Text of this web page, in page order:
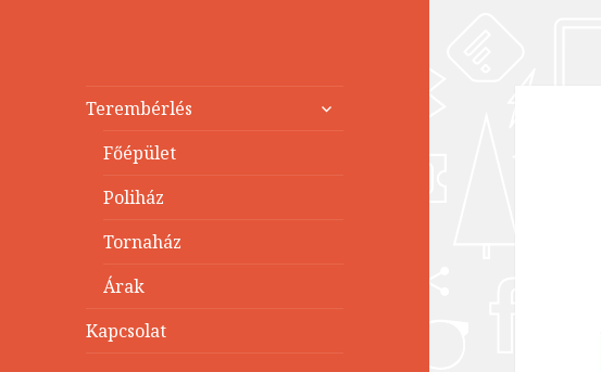
Terembérlés
Terembérlés
almenü
Főépület
Poliház
Tornaház
Árak
Kapcsolat